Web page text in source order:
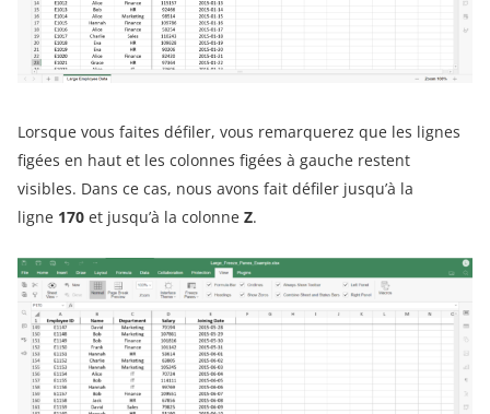
Lorsque vous faites défiler, vous remarquerez que les lignes
figées en haut et les colonnes figées à gauche restent
visibles. Dans ce cas, nous avons fait défiler jusqu’à la
ligne 170 et jusqu’à la colonne Z.